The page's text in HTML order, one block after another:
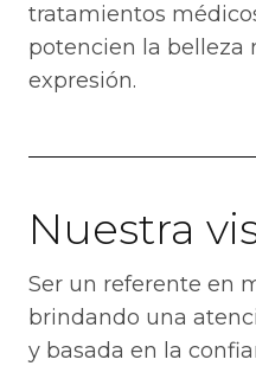
tratamientos
potencien la belleza
expresión.
Nuestra
Ser un referente en
brindando una
y basada en la